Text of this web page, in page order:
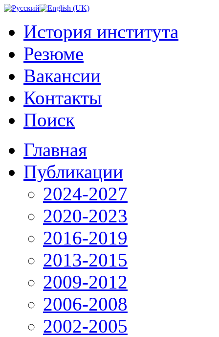
История института
Резюме
Вакансии
Контакты
Поиск
Главная
Публикации
2024-2027
2020-2023
2016-2019
2013-2015
2009-2012
2006-2008
2002-2005